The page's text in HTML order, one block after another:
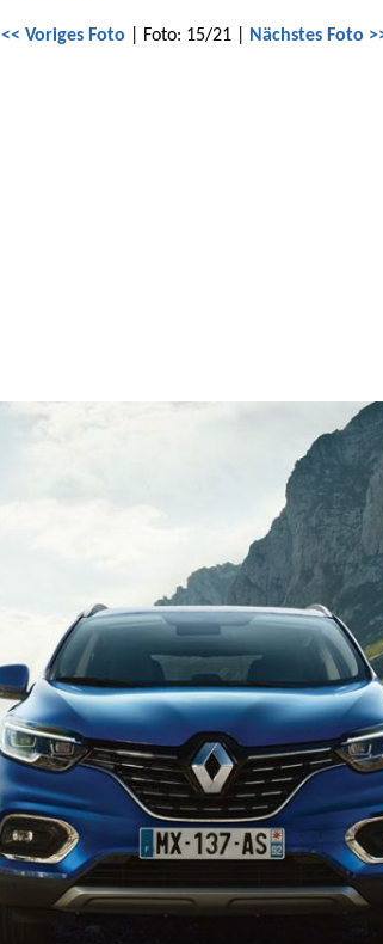
<< Voriges Foto | Foto: 15/21 | Nächstes Foto